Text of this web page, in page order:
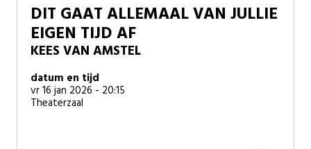
DIT GAAT ALLEMAAL VAN JULLIE
EIGEN TIJD AF
KEES VAN AMSTEL
datum en tijd
vr 16 jan 2026 - 20:15
Theaterzaal